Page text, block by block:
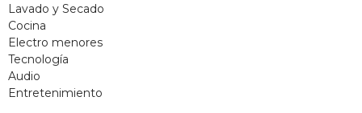
Lavado y Secado
Cocina
Electro menores
Tecnología
Audio
Entretenimiento